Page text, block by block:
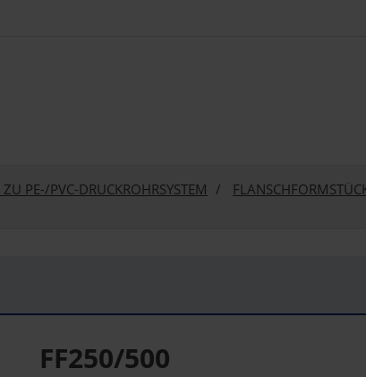
PE-/PVC-DRUCKROHRSYSTEM
FF250/500